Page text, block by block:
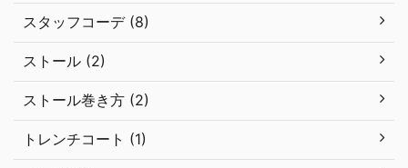
スタッフコーデ (8)
ストール (2)
ストール巻き方 (2)
トレンチコート (1)